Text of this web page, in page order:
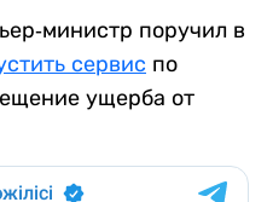
министр поручил в
сервис по
ущерба от